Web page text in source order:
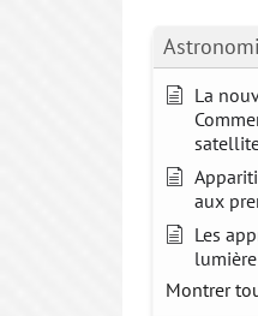
La
aux
Les
Montrer